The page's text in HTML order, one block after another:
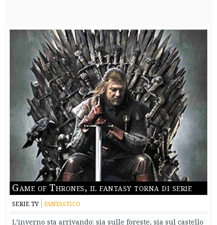
Game of Thrones, il fantasy torna di serie
SERIE TV FANTASTICO
L’inverno sta arrivando: sia sulle foreste, sia sul castello